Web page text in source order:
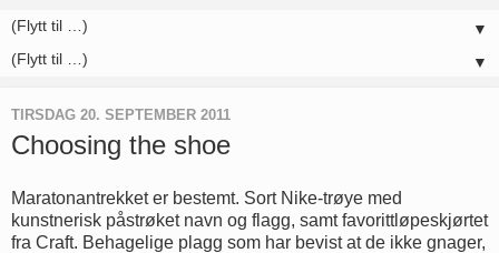
▼
▼
TIRSDAG 20. SEPTEMBER 2011
Choosing the shoe
Maratonantrekket er bestemt. Sort Nike-trøye med
kunstnerisk påstrøket navn og flagg, samt favorittløpeskjørtet
fra Craft. Behagelige plagg som har bevist at de ikke gnager,